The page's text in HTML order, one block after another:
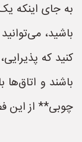
به جای اینکه
باشید،
کنید که
باشند و اتاق‌ها
چوبی** از این